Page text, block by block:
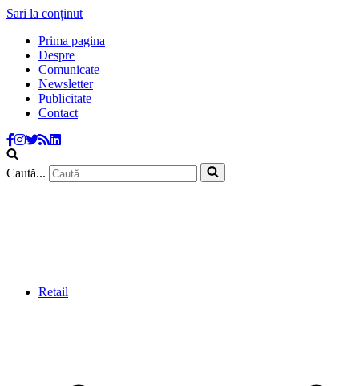
Sari la conținut
Prima pagina
Despre
Comunicate
Newsletter
Publicitate
Contact
Caută...
Retail